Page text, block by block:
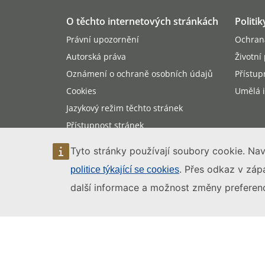
Tyto stránky používají soubory cookie.
politice týkající se cookies. Přes odkaz v
další informace a možnost změny
O těchto internetových stránkách
Právní upozornění
Autorská práva
Oznámení o ochraně osobních údajů
Cookies
Jazykový režim těchto stránek
Přístupnost stránek
Mapa stránek
Životní
Umělá